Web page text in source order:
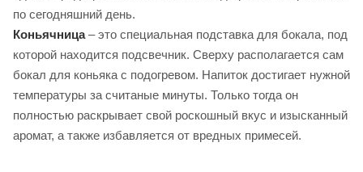
по сегодняшний день.
Коньячница– это специальная подставка для бокала, под
которой находится подсвечник. Сверху располагается сам
бокал для коньяка с подогревом. Напиток достигает нужной
температуры за считаные минуты. Только тогда он
полностью раскрывает свой роскошный вкус и изысканный
аромат, а также избавляется от вредных примесей.